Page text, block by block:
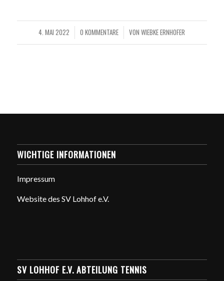
4. MAI 2022 0 KOMMENTARE
/ VONWIEBKE ERNHOFER
WICHTIGE INFORMATIONEN
Impressum
Website des SV Lohhof e.V.
SV LOHHOF E.V. ABTEILUNG TENNIS